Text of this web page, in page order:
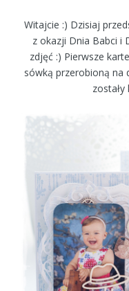
Witajcie :) Dzisiaj
z okazji Dnia Babci i
zdjęć :) Pierwsze
sówką przerobioną na